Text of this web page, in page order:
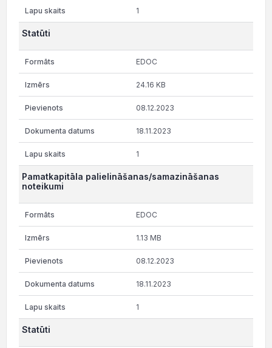
1
Statūti
EDOC
24.16 KB
08.12.2023
18.11.2023
1
Pamatkapitāla palielināšanas/samazināšanas
noteikumi
EDOC
1.13 MB
08.12.2023
18.11.2023
1
Statūti